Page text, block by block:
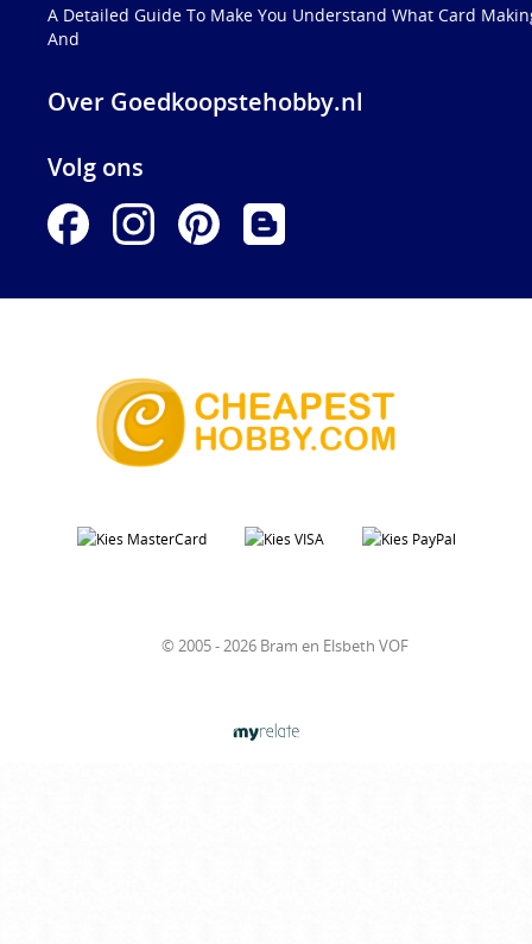
A Detailed Guide To Make You Understand What Card
And
Over Goedkoopstehobby.nl
Volg ons
© 2005 - 2026 Bram en Elsbeth VOF